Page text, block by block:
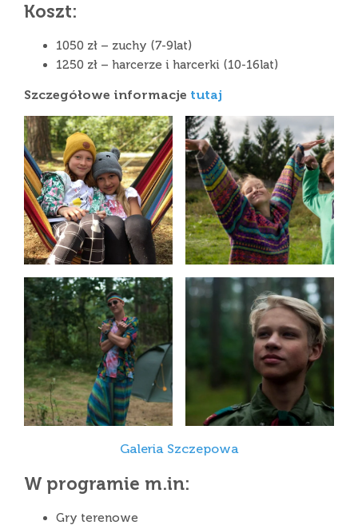
Koszt:
1050 zł – zuchy (7-9lat)
1250 zł – harcerze i harcerki (10-16lat)
Szczegółowe informacje tutaj
Galeria Szczepowa
W programie m.in:
Gry terenowe